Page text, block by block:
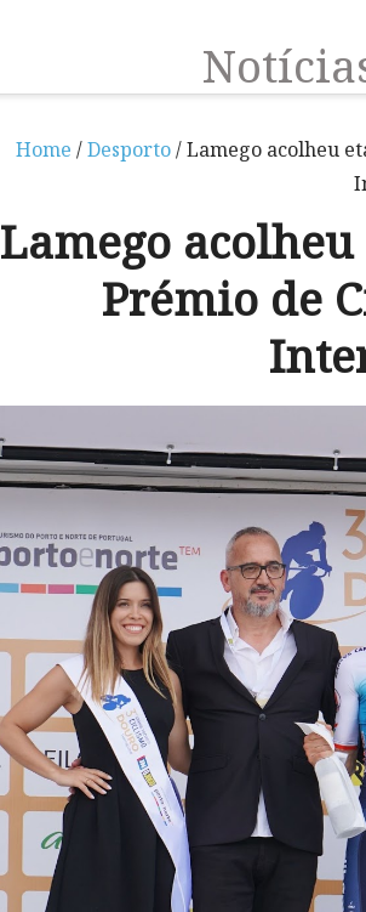
Home /Desporto/ Lamego acolheu
Lamego
Prémio de